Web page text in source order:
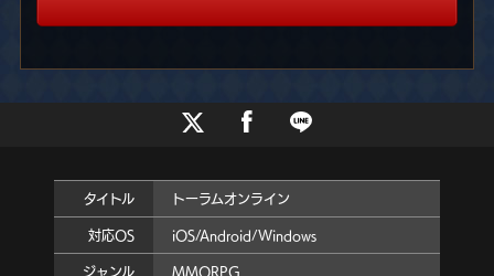
タイトル トーラムオンライン
対応OS iOS/Android/Windows
ジャンル MMORPG